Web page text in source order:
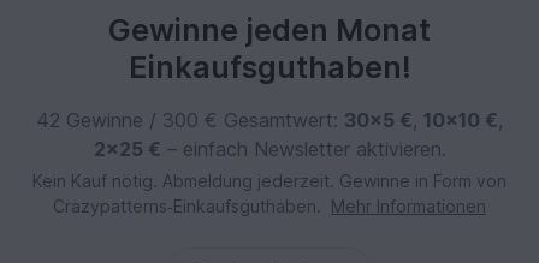
Gewinne jeden Monat
Einkaufsguthaben!
42 Gewinne / 300 € Gesamtwert: 30×5 €, 10×10 €,
2×25 € – einfach Newsletter aktivieren.
Kein Kauf nötig. Abmeldung jederzeit. Gewinne in Form von
Crazypatterns‑Einkaufsguthaben.
Mehr Informationen